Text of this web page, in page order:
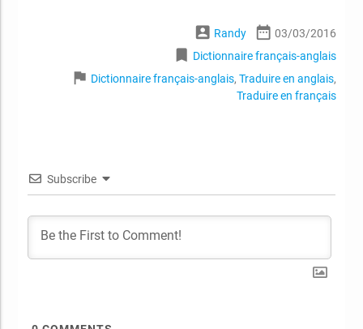
account_box Randy date_range 03/03/2016
bookmark Dictionnaire français-anglais
flag Dictionnaire français-anglais,Traduire en anglais,
Traduire en français
Subscribe